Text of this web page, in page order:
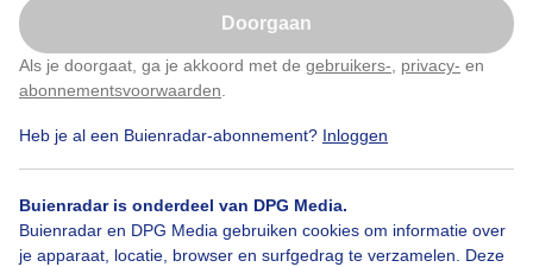
Doorgaan
Als je doorgaat, ga je akkoord met de gebruikers- privacy- en
abonnementsvoorwaarden
Heb je al een Buienradar-abonnement? Inloggen
Buienradar is onderdeel van DPG Media.
Buienradar en DPG Media gebruiken cookies om informatie over
je apparaat, locatie, browser en surfgedrag te verzamelen. Deze
Storm Ciara
Door: Angela Sturm Gemaakt: 09-02-2020, 961x bekeken
Klik hierom dit aan te passen